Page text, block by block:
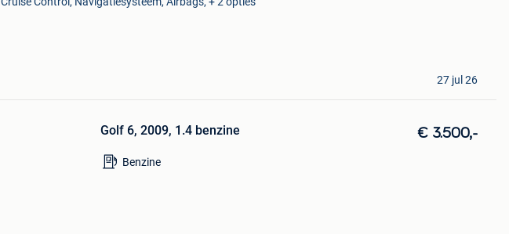
27 jul 26
Golf 6, 2009, 1.4 benzine € 3.500,-
Benzine